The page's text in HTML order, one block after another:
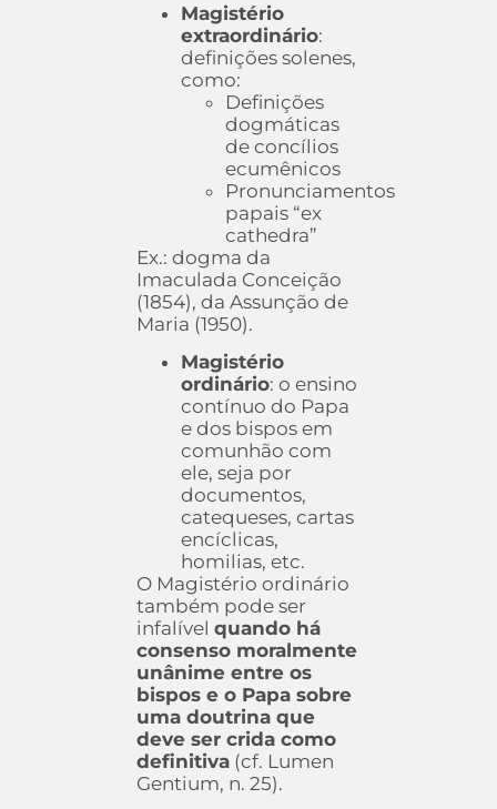
Magistério
extraordinário:
definições solenes,
como:
Definições
dogmáticas
de concílios
ecumênicos
Pronunciamentos
papais “ex
cathedra”
Ex.: dogma da
Imaculada Conceição
(1854), da Assunção de
Maria (1950).
Magistério
ordinário: o ensino
contínuo do Papa
e dos bispos em
comunhão com
ele, seja por
documentos,
catequeses, cartas
encíclicas,
homilias, etc.
O Magistério ordinário
também pode ser
infalívelquando há
consenso moralmente
unânime entre os
bispos e o Papa sobre
uma doutrina que
deve ser crida como
definitiva (cf. Lumen
Gentium, n. 25).